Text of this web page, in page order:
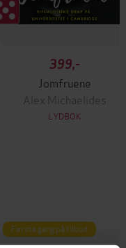
399,-
Jomfruene
Alex Michaelides
LYDBOK
Første gang på tilbud